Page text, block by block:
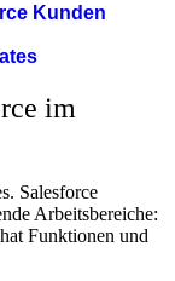
Kunden
im
Salesforce
Arbeitsbereiche:
Funktionen und